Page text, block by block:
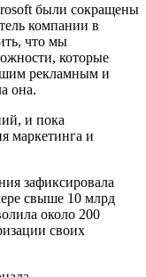
были сокращены
компании в
что мы
которые
рекламным и
она.
и пока
маркетинга и
зафиксировала
свыше 10 млрд
около 200
своих